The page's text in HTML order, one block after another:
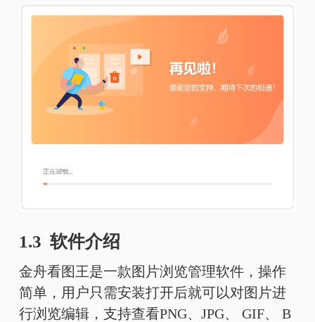
1.3 软件介绍
金舟看图王是一款图片浏览管理软件，操作
简单，用户只需安装打开后就可以对图片进
行浏览编辑，支持查看PNG、JPG、 GIF、 B